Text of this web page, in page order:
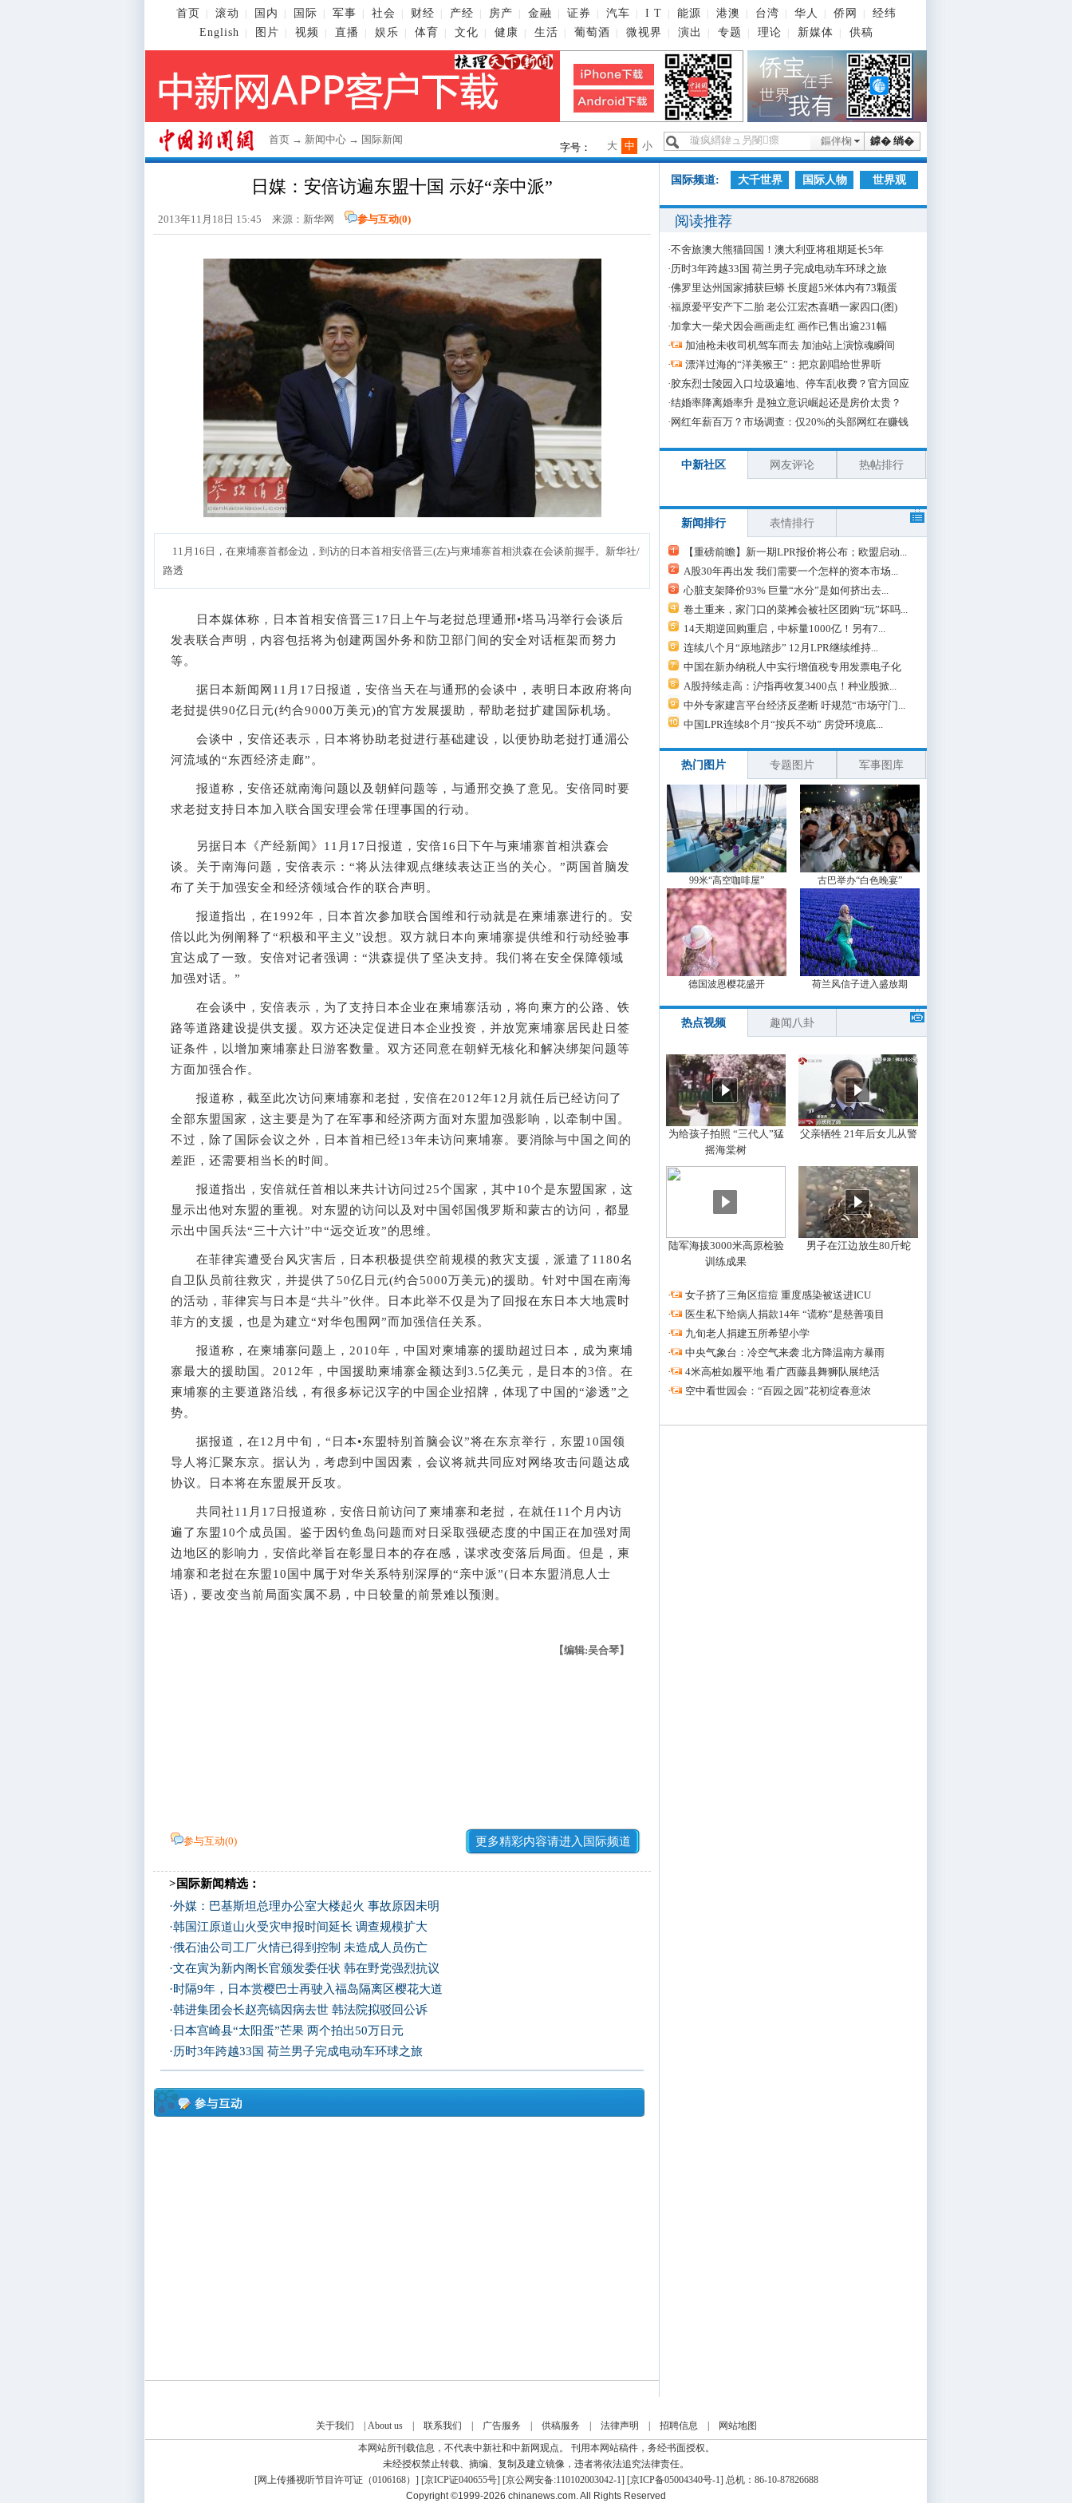
首页 滚动 国内 国际 军事 社会 财经 产经 房产 金融 证券 汽车 I T 能源 港澳 台湾 华人 侨网
经纬
English
图片 视频 直播 娱乐 体育 文化 健康 生活 葡萄酒 微视界 演出 专题 理论 新媒体 供稿
首页 → 新闻中心 → 国际新闻 鎼� 绱�
鏂伴椈
字号： 小
中
大
日媒：安倍访遍东盟十国 示好“亲中派”
2013年11月18日 15:45 来源：新华网 参与互动(0)
11月16日，在柬埔寨首都金边，到访的日本首相安倍晋三(左)与柬埔寨首相洪森在会谈前握手。新华社/
路透
日本媒体称，日本首相安倍晋三17日上午与老挝总理通邢•塔马冯举行会谈后
发表联合声明，内容包括将为创建两国外务和防卫部门间的安全对话框架而努力
等。
据日本新闻网11月17日报道，安倍当天在与通邢的会谈中，表明日本政府将向
老挝提供90亿日元(约合9000万美元)的官方发展援助，帮助老挝扩建国际机场。
会谈中，安倍还表示，日本将协助老挝进行基础建设，以便协助老挝打通湄公
河流域的“东西经济走廊”。
报道称，安倍还就南海问题以及朝鲜问题等，与通邢交换了意见。安倍同时要
求老挝支持日本加入联合国安理会常任理事国的行动。
另据日本《产经新闻》11月17日报道，安倍16日下午与柬埔寨首相洪森会
谈。关于南海问题，安倍表示：“将从法律观点继续表达正当的关心。”两国首脑发
布了关于加强安全和经济领域合作的联合声明。
报道指出，在1992年，日本首次参加联合国维和行动就是在柬埔寨进行的。安
倍以此为例阐释了“积极和平主义”设想。双方就日本向柬埔寨提供维和行动经验事
宜达成了一致。安倍对记者强调：“洪森提供了坚决支持。我们将在安全保障领域
加强对话。”
在会谈中，安倍表示，为了支持日本企业在柬埔寨活动，将向柬方的公路、铁
路等道路建设提供支援。双方还决定促进日本企业投资，并放宽柬埔寨居民赴日签
证条件，以增加柬埔寨赴日游客数量。双方还同意在朝鲜无核化和解决绑架问题等
方面加强合作。
报道称，截至此次访问柬埔寨和老挝，安倍在2012年12月就任后已经访问了
全部东盟国家，这主要是为了在军事和经济两方面对东盟加强影响，以牵制中国。
不过，除了国际会议之外，日本首相已经13年未访问柬埔寨。要消除与中国之间的
差距，还需要相当长的时间。
报道指出，安倍就任首相以来共计访问过25个国家，其中10个是东盟国家，这
显示出他对东盟的重视。对东盟的访问以及对中国邻国俄罗斯和蒙古的访问，都显
示出中国兵法“三十六计”中“远交近攻”的思维。
在菲律宾遭受台风灾害后，日本积极提供空前规模的救灾支援，派遣了1180名
自卫队员前往救灾，并提供了50亿日元(约合5000万美元)的援助。针对中国在南海
的活动，菲律宾与日本是“共斗”伙伴。日本此举不仅是为了回报在东日本大地震时
菲方的支援，也是为建立“对华包围网”而加强信任关系。
报道称，在柬埔寨问题上，2010年，中国对柬埔寨的援助超过日本，成为柬埔
寨最大的援助国。2012年，中国援助柬埔寨金额达到3.5亿美元，是日本的3倍。在
柬埔寨的主要道路沿线，有很多标记汉字的中国企业招牌，体现了中国的“渗透”之
势。
据报道，在12月中旬，“日本•东盟特别首脑会议”将在东京举行，东盟10国领
导人将汇聚东京。据认为，考虑到中国因素，会议将就共同应对网络攻击问题达成
协议。日本将在东盟展开反攻。
共同社11月17日报道称，安倍日前访问了柬埔寨和老挝，在就任11个月内访
遍了东盟10个成员国。鉴于因钓鱼岛问题而对日采取强硬态度的中国正在加强对周
边地区的影响力，安倍此举旨在彰显日本的存在感，谋求改变落后局面。但是，柬
埔寨和老挝在东盟10国中属于对华关系特别深厚的“亲中派”(日本东盟消息人士
语)，要改变当前局面实属不易，中日较量的前景难以预测。
【编辑:吴合琴】
参与互动(0) 更多精彩内容请进入国际频道
>国际新闻精选：
·外媒：巴基斯坦总理办公室大楼起火 事故原因未明
·韩国江原道山火受灾申报时间延长 调查规模扩大
·俄石油公司工厂火情已得到控制 未造成人员伤亡
·文在寅为新内阁长官颁发委任状 韩在野党强烈抗议
·时隔9年，日本赏樱巴士再驶入福岛隔离区樱花大道
·韩进集团会长赵亮镐因病去世 韩法院拟驳回公诉
· 日本宫崎县“太阳蛋”芒果 两个拍出50万日元
·历时3年跨越33国 荷兰男子完成电动车环球之旅
国际频道: 大千世界 国际人物 世界观
阅读推荐
·不舍旅澳大熊猫回国！澳大利亚将租期延长5年
·历时3年跨越33国 荷兰男子完成电动车环球之旅
·佛罗里达州国家捕获巨蟒 长度超5米体内有73颗蛋
·福原爱平安产下二胎 老公江宏杰喜晒一家四口(图)
·加拿大一柴犬因会画画走红 画作已售出逾231幅
·
加油枪未收司机驾车而去 加油站上演惊魂瞬间
·
漂洋过海的“洋美猴王”：把京剧唱给世界听
·胶东烈士陵园入口垃圾遍地、停车乱收费？官方回应
·结婚率降离婚率升 是独立意识崛起还是房价太贵？
· 网红年薪百万？市场调查：仅20%的头部网红在赚钱
中新社区 网友评论 热帖排行
新闻排行 表情排行
【重磅前瞻】新一期LPR报价将公布；欧盟启动...
A股30年再出发 我们需要一个怎样的资本市场...
心脏支架降价93% 巨量“水分”是如何挤出去...
卷土重来，家门口的菜摊会被社区团购“玩”坏吗...
14天期逆回购重启，中标量1000亿！另有7...
连续八个月“原地踏步” 12月LPR继续维持...
中国在新办纳税人中实行增值税专用发票电子化
A股持续走高：沪指再收复3400点！种业股掀...
中外专家建言平台经济反垄断 吁规范“市场守门...
中国LPR连续8个月“按兵不动” 房贷环境底...
热门图片 专题图片 军事图库
99米“高空咖啡屋” 古巴举办“白色晚宴”
德国波恩樱花盛开 荷兰风信子进入盛放期
热点视频 趣闻八卦
为给孩子拍照 “三代人”猛
摇海棠树
父亲牺牲 21年后女儿从警
陆军海拔3000米高原检验
训练成果
男子在江边放生80斤蛇
·
女子挤了三角区痘痘 重度感染被送进ICU
·
医生私下给病人捐款14年 “谎称”是慈善项目
·
九旬老人捐建五所希望小学
·
中央气象台：冷空气来袭 北方降温南方暴雨
·
4米高桩如履平地 看广西藤县舞狮队展绝活
·
空中看世园会：“百园之园”花初绽春意浓
关于我们 About us| 联系我们 广告服务 供稿服务 法律声明 招聘信息
网站地图
本网站所刊载信息，不代表中新社和中新网观点。 刊用本网站稿件，务经书面授权。
未经授权禁止转载、摘编、复制及建立镜像，违者将依法追究法律责任。
[网上传播视听节目许可证（0106168） ] [京ICP证040655号] [京公网安备:110102003042-1] [京ICP备05004340号-1] 总机：86-10-87826688
Copyright ©1999-2026 chinanews.com. All Rights Reserved